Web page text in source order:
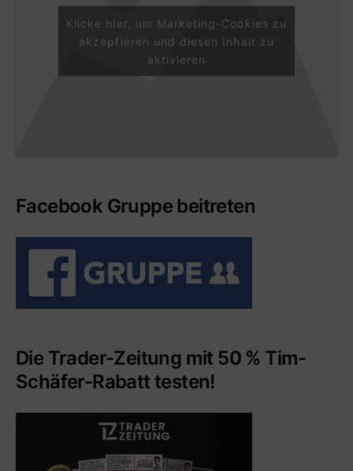
Klicke hier, um Marketing-Cookies zu
akzeptieren und diesen Inhalt zu
aktivieren
Facebook Gruppe beitreten
Die Trader-Zeitung mit 50 % Tim-
Schäfer-Rabatt testen!